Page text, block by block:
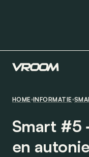
HOME INFORMATIE
Smart #5
en